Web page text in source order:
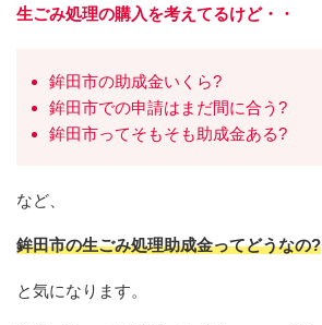
生ごみ処理の購入を考えてるけど・・
鉾田市の助成金いくら?
鉾田市での申請はまだ間に合う?
鉾田市ってそもそも助成金ある?
など、
鉾田市の生ごみ処理助成金ってどうなの?
と気になります。